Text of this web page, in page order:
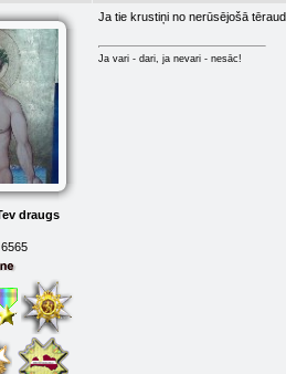
draugs
6565
Ja tie krustiņi no nerūsējošā
Ja vari - dari, ja nevari - nesāc!